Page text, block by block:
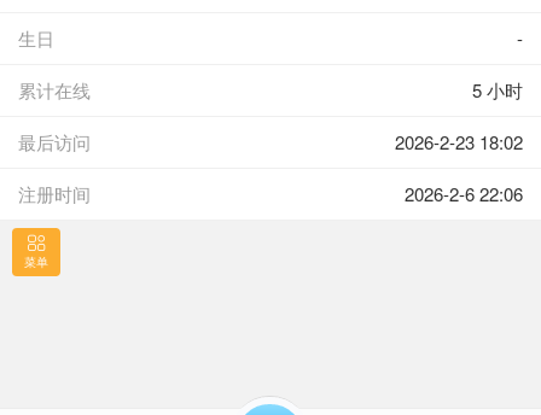
生日 -
累计在线 5 小时
最后访问 2026-2-23 18:02
注册时间 2026-2-6 22:06
菜单